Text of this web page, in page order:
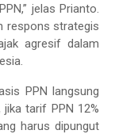
jelas Prianto.
respons strategis
agresif dalam
PPN langsung
jika tarif PPN 12%
harus dipungut